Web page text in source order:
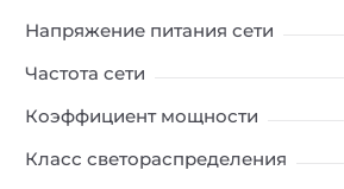
Напряжение питания сети
Частота сети
Коэффициент мощности
Класс светораспределения